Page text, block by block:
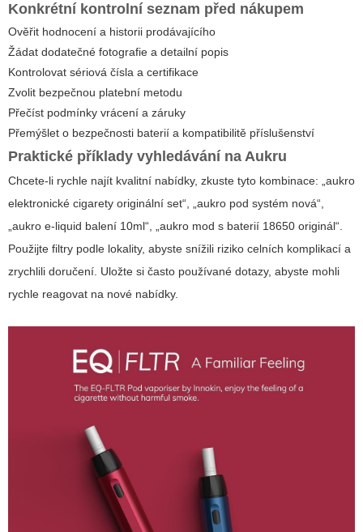
Konkrétní kontrolní seznam před nákupem
Ověřit hodnocení a historii prodávajícího
Žádat dodatečné fotografie a detailní popis
Kontrolovat sériová čísla a certifikace
Zvolit bezpečnou platební metodu
Přečíst podmínky vrácení a záruky
Přemýšlet o bezpečnosti baterií a kompatibilitě příslušenství
Praktické příklady vyhledávání na Aukru
Chcete-li rychle najít kvalitní nabídky, zkuste tyto kombinace: „aukro
elektronické cigarety originální set“, „aukro pod systém nová“,
„aukro e-liquid balení 10ml“, „aukro mod s baterií 18650 originál“.
Použijte filtry podle lokality, abyste snížili riziko celních komplikací a
zrychlili doručení. Uložte si často používané dotazy, abyste mohli
rychle reagovat na nové nabídky.